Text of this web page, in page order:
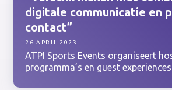
digitale communicatie en
contact”
ATPI Sports Events organiseert
programma’s en guest
26 APRIL 2023